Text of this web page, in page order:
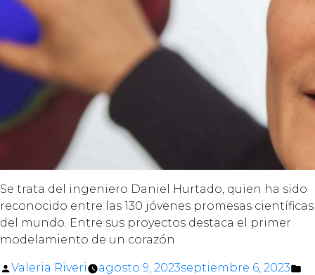
Se trata del ingeniero Daniel Hurtado, quien ha sido
reconocido entre las 130 jóvenes promesas científicas
del mundo. Entre sus proyectos destaca el primer
modelamiento de un corazón
Posted
Valeria Riveri agosto 9, 2023septiembre 6, 2023